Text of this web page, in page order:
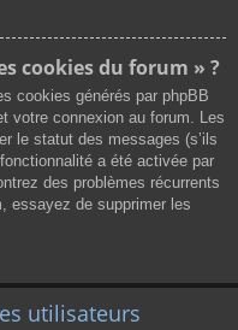
cookies du forum » ?
cookies générés par phpBB
votre connexion au forum. Les
le statut des messages (s’ils
a été activée par
des problèmes récurrents
essayez de supprimer les
utilisateurs